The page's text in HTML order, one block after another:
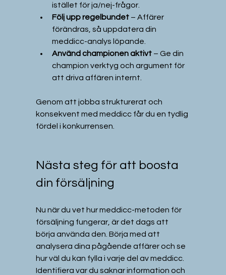
istället för ja/nej-frågor.
Följ upp regelbundet – Affärer
förändras, så uppdatera din
meddicc-analys löpande.
Använd championen aktivt – Ge din
champion verktyg och argument för
att driva affären internt.
Genom att jobba strukturerat och
konsekvent med meddicc får du en tydlig
fördel i konkurrensen.
Nästa steg för att boosta
din försäljning
Nu när du vet hur meddicc-metoden för
försäljning fungerar, är det dags att
börja använda den. Börja med att
analysera dina pågående affärer och se
hur väl du kan fylla i varje del av meddicc.
Identifiera var du saknar information och